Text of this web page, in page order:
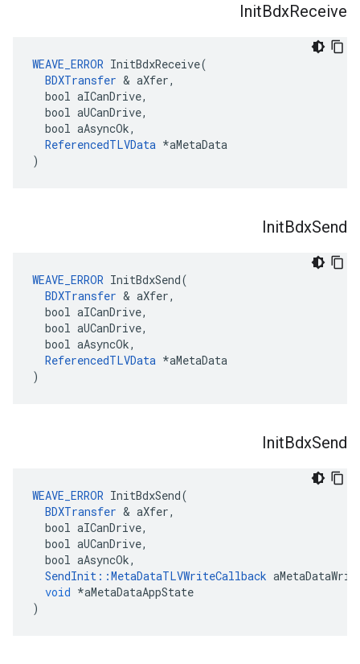
InitBdxReceive
WEAVE_ERROR InitBdxReceive(
BDXTransfer & aXfer,
bool aICanDrive,
bool aUCanDrive,
bool aAsyncOk,
ReferencedTLVData *aMetaData
)
InitBdxSend
WEAVE_ERROR InitBdxSend(
BDXTransfer & aXfer,
bool aICanDrive,
bool aUCanDrive,
bool aAsyncOk,
ReferencedTLVData *aMetaData
)
InitBdxSend
WEAVE_ERROR InitBdxSend(
BDXTransfer & aXfer,
bool aICanDrive,
bool aUCanDrive,
bool aAsyncOk,
SendInit ::MetaDataTLVWriteCallback
void *aMetaDataAppState
)